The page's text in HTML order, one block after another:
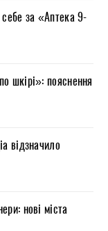
за «Аптека 9-
шкірі»: пояснення
відзначило
нові міста